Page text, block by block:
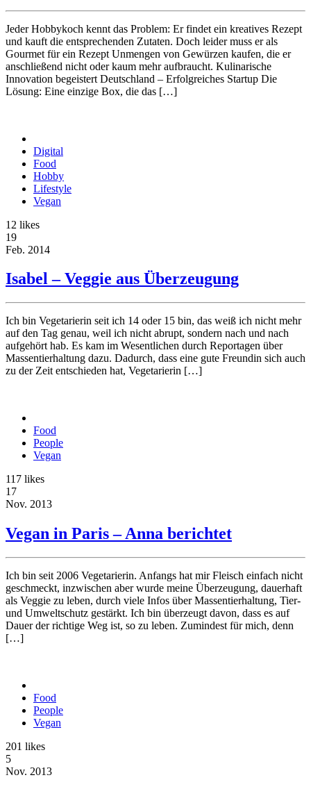
Jeder Hobbykoch kennt das Problem: Er findet ein kreatives Rezept
und kauft die entsprechenden Zutaten. Doch leider muss er als
Gourmet für ein Rezept Unmengen von Gewürzen kaufen, die er
anschließend nicht oder kaum mehr aufbraucht. Kulinarische
Innovation begeistert Deutschland – Erfolgreiches Startup Die
Lösung: Eine einzige Box, die das […]
Digital
Food
Hobby
Lifestyle
Vegan
12 likes
19
Feb. 2014
Isabel – Veggie aus Überzeugung
Ich bin Vegetarierin seit ich 14 oder 15 bin, das weiß ich nicht mehr
auf den Tag genau, weil ich nicht abrupt, sondern nach und nach
aufgehört hab. Es kam im Wesentlichen durch Reportagen über
Massentierhaltung dazu. Dadurch, dass eine gute Freundin sich auch
zu der Zeit entschieden hat, Vegetarierin […]
Food
People
Vegan
117 likes
17
Nov. 2013
Vegan in Paris – Anna berichtet
Ich bin seit 2006 Vegetarierin. Anfangs hat mir Fleisch einfach nicht
geschmeckt, inzwischen aber wurde meine Überzeugung, dauerhaft
als Veggie zu leben, durch viele Infos über Massentierhaltung, Tier-
und Umweltschutz gestärkt. Ich bin überzeugt davon, dass es auf
Dauer der richtige Weg ist, so zu leben. Zumindest für mich, denn
[…]
Food
People
Vegan
201 likes
5
Nov. 2013